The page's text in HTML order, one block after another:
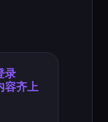
录
容齐上